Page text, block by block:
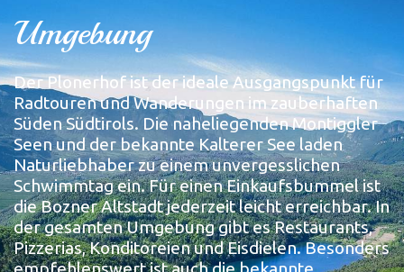
Umgebung
Der Plonerhof ist der ideale Ausgangspunkt für
Radtouren und Wanderungen im zauberhaften
Süden Südtirols. Die naheliegenden Montiggler
Seen und der bekannte Kalterer See laden
Naturliebhaber zu einem unvergesslichen
Schwimmtag ein. Für einen Einkaufsbummel ist
die Bozner Altstadt jederzeit leicht erreichbar. In
der gesamten Umgebung gibt es Restaurants,
Pizzerias, Konditoreien und Eisdielen. Besonders